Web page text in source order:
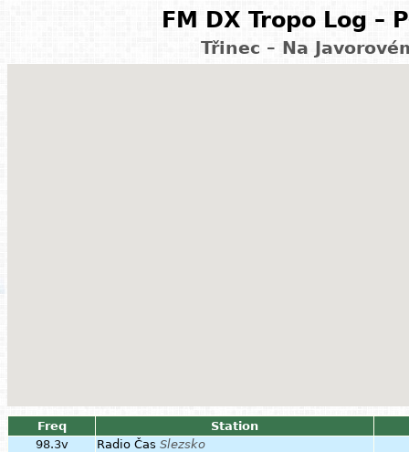
FM DX Tropo Log –
Třinec – Na
Freq
Station
98.3v
Radio Čas Slezsko